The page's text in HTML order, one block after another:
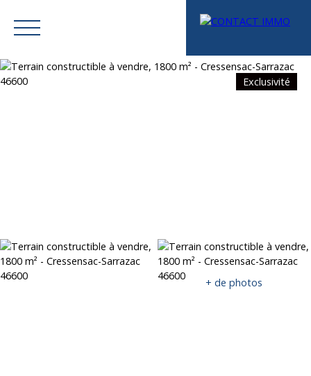
Mes favoris Espace vendeur Estimation
Exclusivité
+ de photos